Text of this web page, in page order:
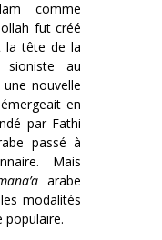
comme
fut créé
la tête de la
sioniste au
une nouvelle
en
par Fathi
passé à
Mais
arabe
modalités
populaire.